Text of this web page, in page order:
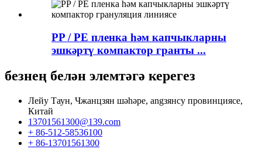
PP / PE пленка һәм капчыкларны
эшкәртү компактор гранты ...
безнең белән элемтәгә керегез
Лейу Таун, Чжанцзян шәһәре, angзянсу провинциясе,
Китай
13701561300@139.com
+ 86-512-58536100
+ 86-13701561300